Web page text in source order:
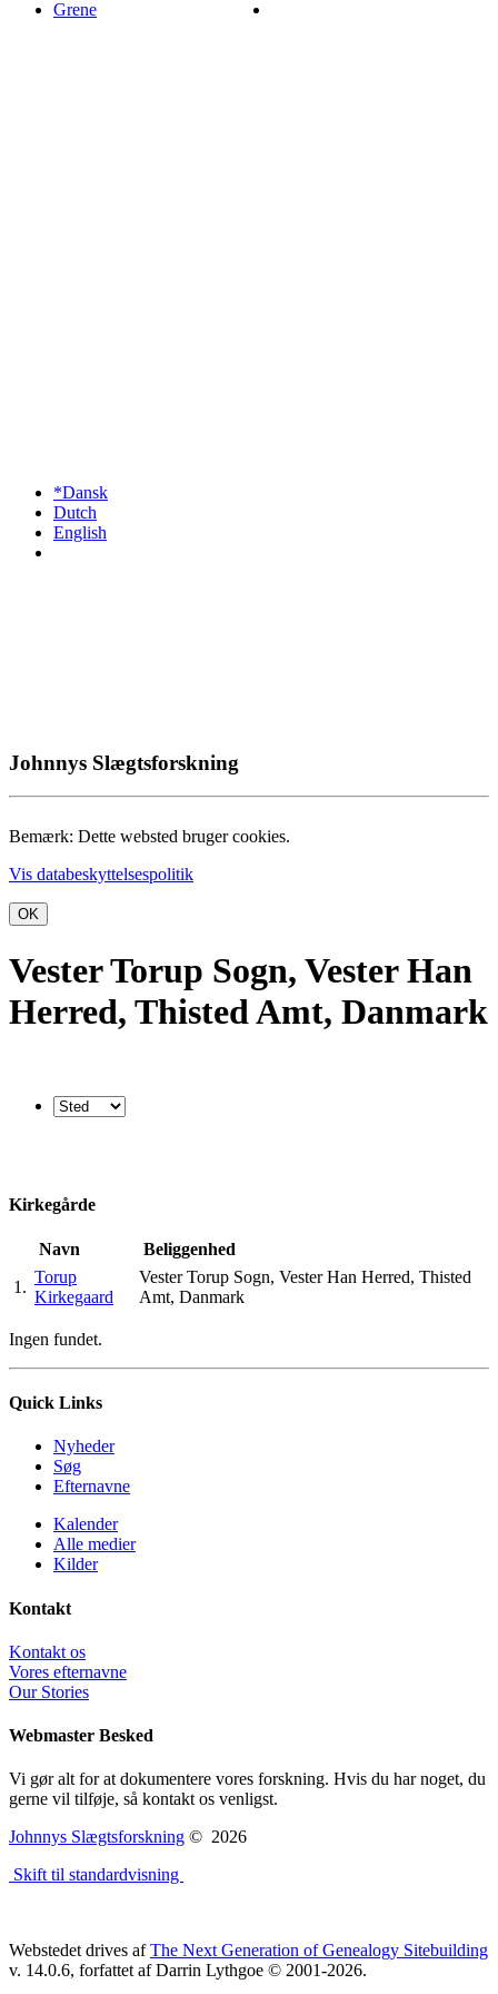
Grene
*Dansk
Dutch
English
Johnnys Slægtsforskning
Bemærk: Dette websted bruger cookies.
Vis databeskyttelsespolitik
OK
Vester Torup Sogn, Vester Han
Herred, Thisted Amt, Danmark
Kirkegårde
Navn
Beliggenhed
1.
Torup
Kirkegaard
Vester Torup Sogn, Vester Han Herred, Thisted
Amt, Danmark
Ingen fundet.
Quick Links
Nyheder
Søg
Efternavne
Kalender
Alle medier
Kilder
Kontakt
Kontakt os
Vores efternavne
Our Stories
Webmaster Besked
Vi gør alt for at dokumentere vores forskning. Hvis du har noget, du
gerne vil tilføje, så kontakt os venligst.
Johnnys Slægtsforskning © 2026
Skift til standardvisning
Webstedet drives afThe Next Generation of Genealogy Sitebuilding
v. 14.0.6, forfattet af Darrin Lythgoe © 2001-2026.